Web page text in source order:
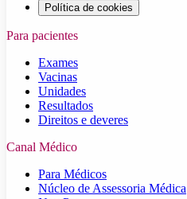
Política de cookies
Para pacientes
Exames
Vacinas
Unidades
Resultados
Direitos e deveres
Canal Médico
Para Médicos
Núcleo de Assessoria Médica